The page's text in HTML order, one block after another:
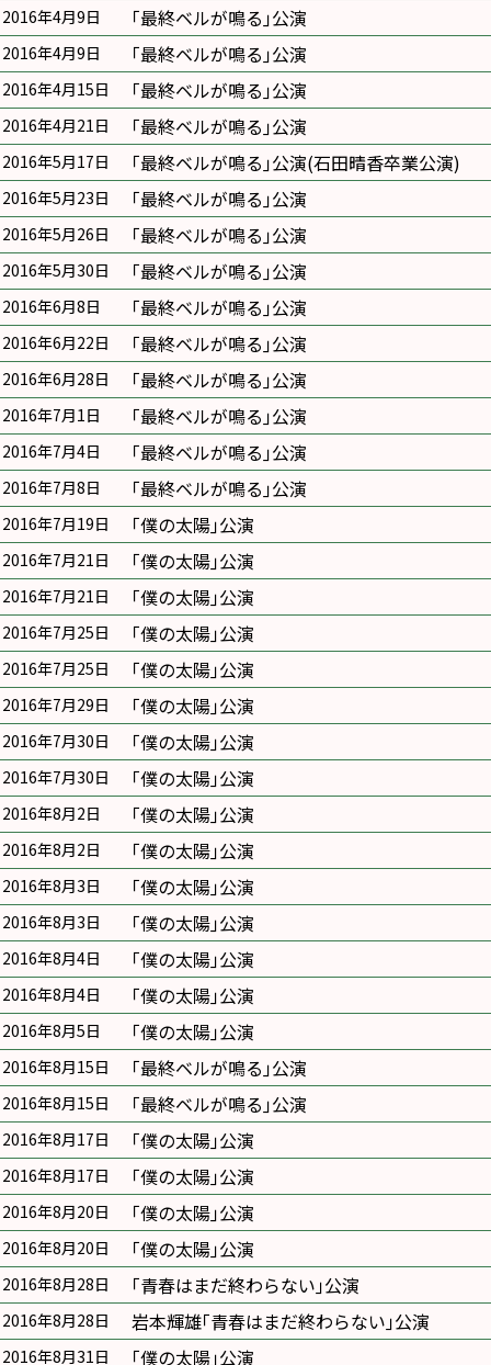
2016年4月9日 ｢最終ベルが鳴る｣公演
2016年4月9日 ｢最終ベルが鳴る｣公演
2016年4月15日 ｢最終ベルが鳴る｣公演
2016年4月21日 ｢最終ベルが鳴る｣公演
2016年5月17日 ｢最終ベルが鳴る｣公演(石田晴香卒業公演)
2016年5月23日 ｢最終ベルが鳴る｣公演
2016年5月26日 ｢最終ベルが鳴る｣公演
2016年5月30日 ｢最終ベルが鳴る｣公演
2016年6月8日 ｢最終ベルが鳴る｣公演
2016年6月22日 ｢最終ベルが鳴る｣公演
2016年6月28日 ｢最終ベルが鳴る｣公演
2016年7月1日 ｢最終ベルが鳴る｣公演
2016年7月4日 ｢最終ベルが鳴る｣公演
2016年7月8日 ｢最終ベルが鳴る｣公演
2016年7月19日 ｢僕の太陽｣公演
2016年7月21日 ｢僕の太陽｣公演
2016年7月21日 ｢僕の太陽｣公演
2016年7月25日 ｢僕の太陽｣公演
2016年7月25日 ｢僕の太陽｣公演
2016年7月29日 ｢僕の太陽｣公演
2016年7月30日 ｢僕の太陽｣公演
2016年7月30日 ｢僕の太陽｣公演
2016年8月2日 ｢僕の太陽｣公演
2016年8月2日 ｢僕の太陽｣公演
2016年8月3日 ｢僕の太陽｣公演
2016年8月3日 ｢僕の太陽｣公演
2016年8月4日 ｢僕の太陽｣公演
2016年8月4日 ｢僕の太陽｣公演
2016年8月5日 ｢僕の太陽｣公演
2016年8月15日 ｢最終ベルが鳴る｣公演
2016年8月15日 ｢最終ベルが鳴る｣公演
2016年8月17日 ｢僕の太陽｣公演
2016年8月17日 ｢僕の太陽｣公演
2016年8月20日 ｢僕の太陽｣公演
2016年8月20日 ｢僕の太陽｣公演
2016年8月28日 ｢青春はまだ終わらない｣公演
2016年8月28日 岩本輝雄｢青春はまだ終わらない｣公演
2016年8月31日 ｢僕の太陽｣公演